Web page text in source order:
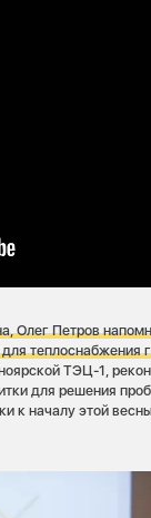
Олег Петров
теплоснабжения
ТЭЦ-1,
для решения
к началу этой